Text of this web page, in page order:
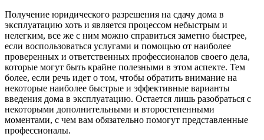
Получение юридического разрешения на сдачу дома в
эксплуатацию хоть и является процессом небыстрым и
нелегким, все же с ним можно справиться заметно быстрее,
если воспользоваться услугами и помощью от наиболее
проверенных и ответственных профессионалов своего дела,
которые могут быть крайне полезными в этом аспекте. Тем
более, если речь идет о том, чтобы обратить внимание на
некоторые наиболее быстрые и эффективные варианты
введения дома в эксплуатацию. Остается лишь разобраться с
некоторыми дополнительными и второстепенными
моментами, с чем вам обязательно помогут представленные
профессионалы.